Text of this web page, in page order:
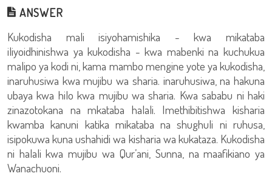
ANSWER
Kukodisha mali isiyohamishika - kwa mikataba
iliyoidhinishwa ya kukodisha - kwa mabenki na kuchukua
malipo ya kodi ni, kama mambo mengine yote ya kukodisha,
inaruhusiwa kwa mujibu wa sharia. inaruhusiwa, na hakuna
ubaya kwa hilo kwa mujibu wa sharia. Kwa sababu ni haki
zinazotokana na mkataba halali. Imethibitishwa kisharia
kwamba kanuni katika mikataba na shughuli ni ruhusa,
isipokuwa kuna ushahidi wa kisharia wa kukataza. Kukodisha
ni halali kwa mujibu wa Qur’ani, Sunna, na maafikiano ya
Wanachuoni.